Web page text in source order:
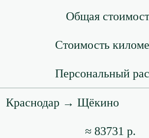
Общая
Стоимость
Персональный
Краснодар → Щёкино
≈ 83731 р.